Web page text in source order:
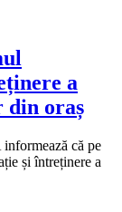
a
din oraș
că pe
și întreținere a